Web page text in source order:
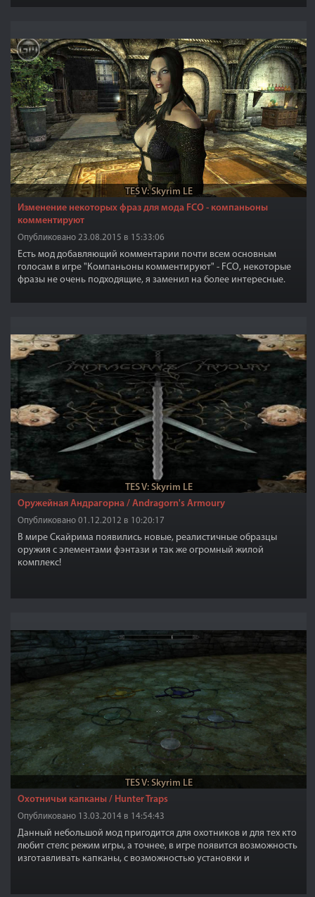
TES V: Skyrim LE
Изменение некоторых фраз для мода FCO - компаньоны
комментируют
Опубликовано 23.08.2015 в 15:33:06
Есть мод добавляющий комментарии почти всем основным
голосам в игре "Компаньоны комментируют" - FCO, некоторые
фразы не очень подходящие, я заменил на более интересные.
TES V: Skyrim LE
Оружейная Андрагорна / Andragorn's Armoury
Опубликовано 01.12.2012 в 10:20:17
В мире Скайрима появились новые, реалистичные образцы
оружия с элементами фэнтази и так же огромный жилой
комплекс!
TES V: Skyrim LE
Охотничьи капканы / Hunter Traps
Опубликовано 13.03.2014 в 14:54:43
Данный небольшой мод пригодится для охотников и для тех кто
любит стелс режим игры, а точнее, в игре появится возможность
изготавливать капканы, с возможностью установки и